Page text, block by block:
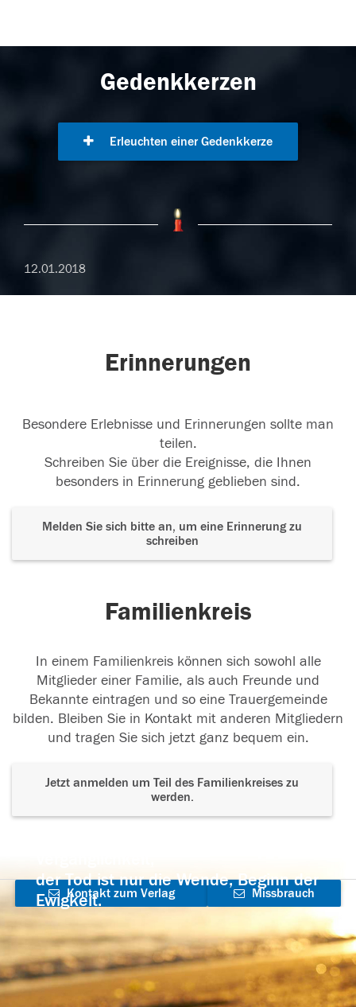
Gedenkkerzen
Erleuchten einer Gedenkkerze
12.01.2018
Erinnerungen
Besondere Erlebnisse und Erinnerungen sollte man
teilen.
Schreiben Sie über die Ereignisse, die Ihnen
besonders in Erinnerung geblieben sind.
Melden Sie sich bitte an, um eine Erinnerung zu
schreiben
Familienkreis
In einem Familienkreis können sich sowohl alle
Mitglieder einer Familie, als auch Freunde und
Bekannte eintragen und so eine Trauergemeinde
bilden. Bleiben Sie in Kontakt mit anderen Mitgliedern
und tragen Sie sich jetzt ganz bequem ein.
Jetzt anmelden um Teil des Familienkreises zu
werden.
der Tod ist nur die Wende, Beginn der
Ewigkeit.
Kontakt zum Verlag
aufnehmen
Missbrauch